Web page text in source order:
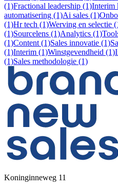
(1)Fractional leadership (1)Interim
automatisering (1)Ai sales (1)
(1)Hr tech (1)Werving en selectie
(1)Sourcelens (1)Analytics (1)
(1)Content (1)Sales innovatie (1)
(1)Interim (1)Winstgevendheid (1)
(1)Sales methodologie (1)
Koninginneweg 11